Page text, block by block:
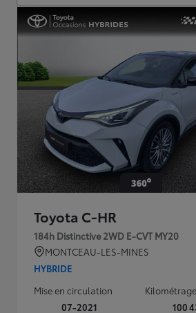
Toyota C-HR
184h Distinctive 2WD E-CVT MY20
MONTCEAU-LES-MINES
HYBRIDE
Mise en circulation
07-2021
Kilométrage
100